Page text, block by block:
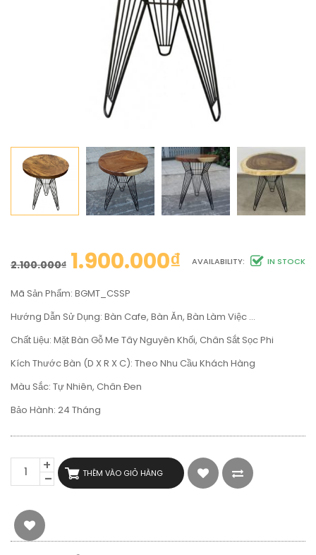
2.100.000₫ 1.900.000₫ AVAILABILITY: IN STOCK
Mã Sản Phẩm: BGMT_CSSP
Hướng Dẫn Sử Dụng: Bàn Cafe, Bàn Ăn, Bàn Làm Việc …
Chất Liệu: Mặt Bàn Gỗ Me Tây Nguyên Khối, Chân Sắt Sọc Phi
Kích Thước Bàn (D X R X C): Theo Nhu Cầu Khách Hàng
Màu Sắc: Tự Nhiên, Chân Đen
Bảo Hành: 24 Tháng
CAFE
TRÒN
ME
TÂY
NGUYÊN
THÊM VÀO GIỎ HÀNG